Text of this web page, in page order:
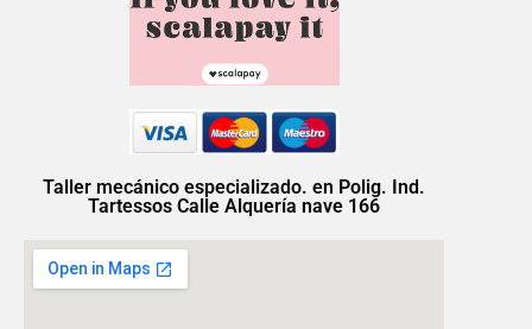
Taller mecánico especializado. en Polig. Ind.
Tartessos Calle Alquería nave 166